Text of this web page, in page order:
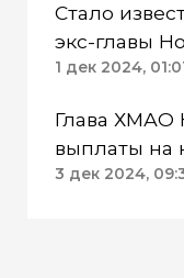
Стало
экс-главы
арестовали
1 дек 2024,
Глава ХМАО
выплаты на
бойцов СВО
3 дек 2024,